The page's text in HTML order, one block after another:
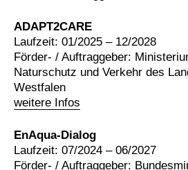
ADAPT2CARE
weitere Infos
Laufzeit: 01/2025 – 12/2028
Förder- / Auftraggeber:
Naturschutz und Verkehr des
Westfalen
EnAqua-Dialog
Laufzeit: 07/2024 – 06/2027
Förder- / Auftraggeber: